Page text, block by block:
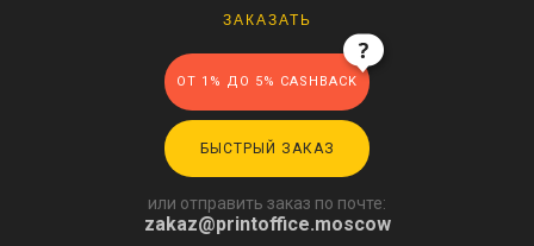
ЗАКАЗАТЬ
ОТ 1% ДО 5% CASHBACK
БЫСТРЫЙ ЗАКАЗ
или отправить заказ по почте:
zakaz@printoffice.moscow